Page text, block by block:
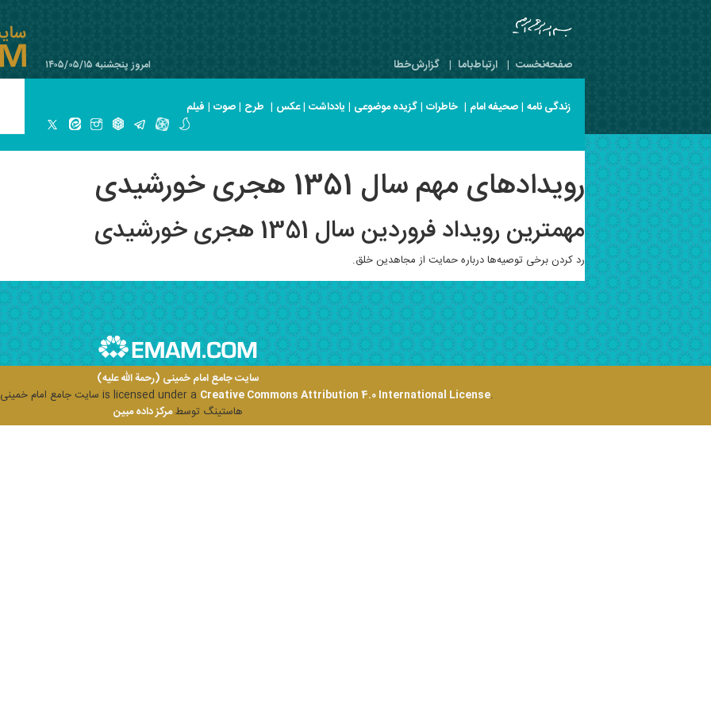
صفحه‌نخست | ارتباط‌با‌ما | گزارش‌خطا امروز پنجشنبه ۱۴۰۵/۰۵/۱۵
زندگی نامه |صحیفه امام | خاطرات |گزیده موضوعی | یادداشت |عکس | طرح |صوت | فیلم
رویدادهای مهم سال 1351 هجری خورشیدی
مهمترین رویداد فروردین سال 1351 هجری خورشیدی
رد کردن برخی توصیه‌ها درباره حمایت از مجاهدین خلق.
سایت جامع امام خمینی (رحمة الله علیه)
سایت جامع امام خمینی is licensed under a Creative Commons Attribution 4.0 International License.
هاستینگ توسطمرکز داده مبین